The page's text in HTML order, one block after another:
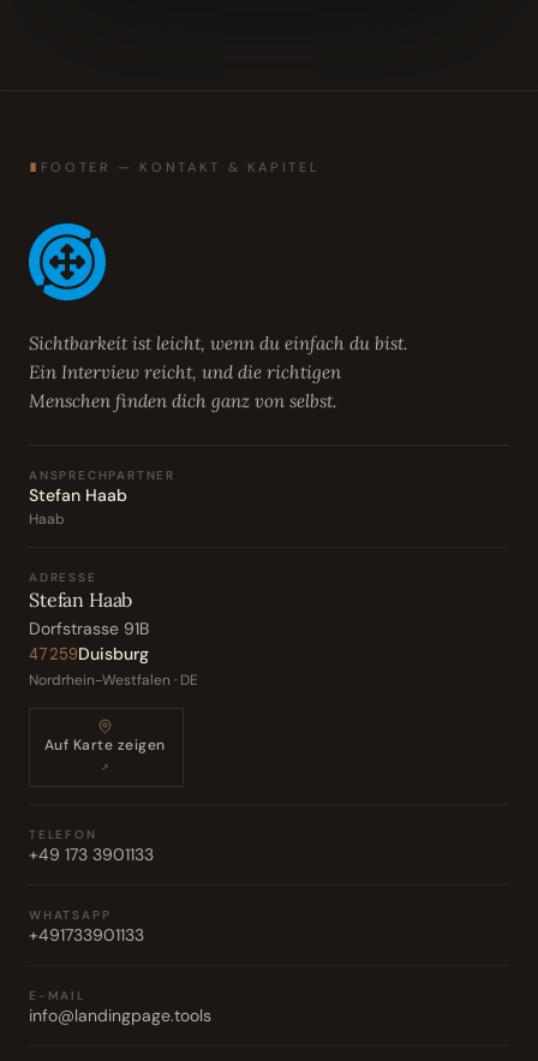
∎ FOOTER — KONTAKT & KAPITEL
Sichtbarkeit ist leicht, wenn du einfach du bist.
Ein Interview reicht, und die richtigen
Menschen finden dich ganz von selbst.
ANSPRECHPARTNER
Stefan Haab
Haab
ADRESSE
Stefan Haab
Dorfstrasse 91B
47259Duisburg
Nordrhein-Westfalen · DE
Auf Karte zeigen
↗
TELEFON
+49 173 3901133
WHATSAPP
+491733901133
E-MAIL
info@landingpage.tools